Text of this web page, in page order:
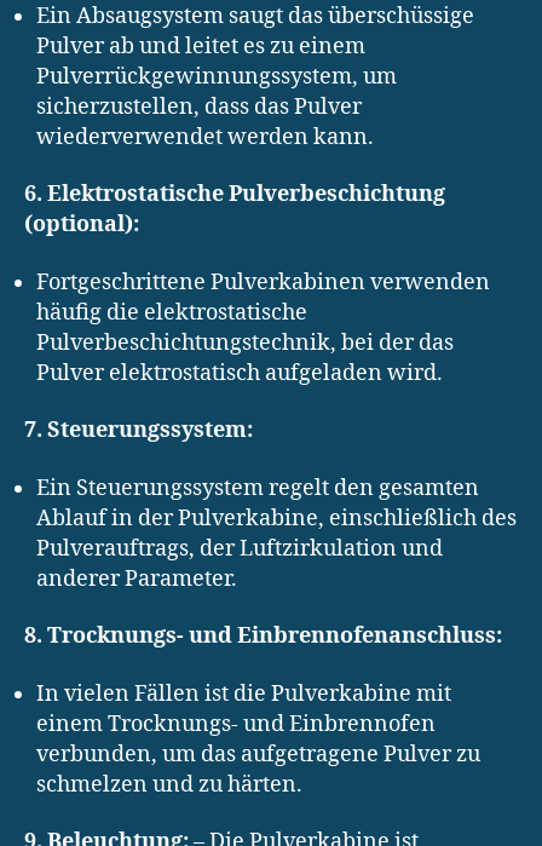
Ein Absaugsystem saugt das überschüssige
Pulver ab und leitet es zu einem
Pulverrückgewinnungssystem, um
sicherzustellen, dass das Pulver
wiederverwendet werden kann.
6. Elektrostatische Pulverbeschichtung
(optional):
Fortgeschrittene Pulverkabinen verwenden
häufig die elektrostatische
Pulverbeschichtungstechnik, bei der das
Pulver elektrostatisch aufgeladen wird.
7. Steuerungssystem:
Ein Steuerungssystem regelt den gesamten
Ablauf in der Pulverkabine, einschließlich des
Pulverauftrags, der Luftzirkulation und
anderer Parameter.
8. Trocknungs- und Einbrennofenanschluss:
In vielen Fällen ist die Pulverkabine mit
einem Trocknungs- und Einbrennofen
verbunden, um das aufgetragene Pulver zu
schmelzen und zu härten.